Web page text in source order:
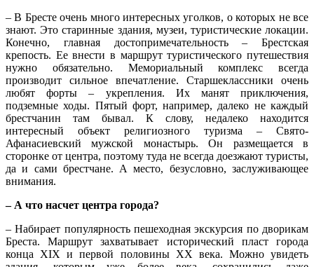
– В Бресте очень много интересных уголков, о которых не все
знают. Это старинные здания, музеи, туристические локации.
Конечно, главная достопримечательность – Брестская
крепость. Ее внести в маршрут туристического путешествия
нужно обязательно. Мемориальный комплекс всегда
производит сильное впечатление. Старшеклассники очень
любят форты – укрепления. Их манят приключения,
подземные ходы. Пятый форт, например, далеко не каждый
брестчанин там бывал. К слову, недалеко находится
интересный объект религиозного туризма – Свято-
Афанасиевский мужской монастырь. Он размещается в
сторонке от центра, поэтому туда не всегда доезжают туристы,
да и сами брестчане. А место, безусловно, заслуживающее
внимания.
– А что насчет центра города?
– Набирает популярность пешеходная экскурсия по дворикам
Бреста. Маршрут захватывает исторический пласт города
конца XIX и первой половины XX века. Можно увидеть